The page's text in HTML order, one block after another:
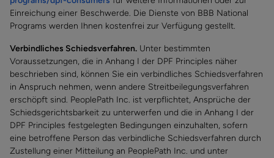
Einreichung einer Beschwerde. Die Dienste von BBB National
Programs werden Ihnen kostenfrei zur Verfügung gestellt.
Verbindliches Schiedsverfahren. Unter bestimmten
Voraussetzungen, die in Anhang I der DPF Principles näher
beschrieben sind, können Sie ein verbindliches Schiedsverfahren
in Anspruch nehmen, wenn andere Streitbeilegungsverfahren
erschöpft sind. PeoplePath Inc. ist verpflichtet, Ansprüche der
Schiedsgerichtsbarkeit zu unterwerfen und die in Anhang I der
DPF Principles festgelegten Bedingungen einzuhalten, sofern
eine betroffene Person das verbindliche Schiedsverfahren durch
Zustellung einer Mitteilung an PeoplePath Inc. und unter